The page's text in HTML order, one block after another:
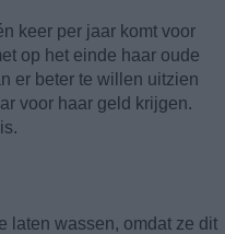
keer per jaar komt voor
op het einde haar oude
er beter te willen uitzien
voor haar geld krijgen.
laten wassen, omdat ze dit